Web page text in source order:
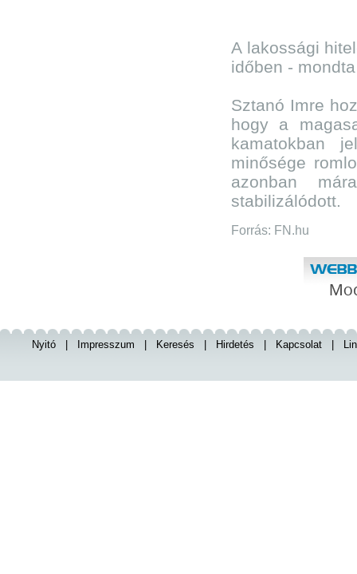
A lakossági
időben -
Sztanó Imre
hogy a
kamatokban
minősége
azonban
stabilizálódott.
Forrás: FN.hu
Nyitó Impresszum Keresés Hirdetés Kapcsolat